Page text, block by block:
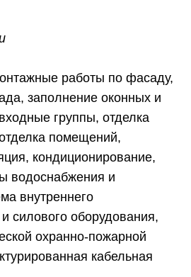
работы по фасаду,
заполнение оконных и
группы, отделка
помещений,
кондиционирование,
водоснабжения и
внутреннего
силового оборудования,
охранно-пожарной
кабельная